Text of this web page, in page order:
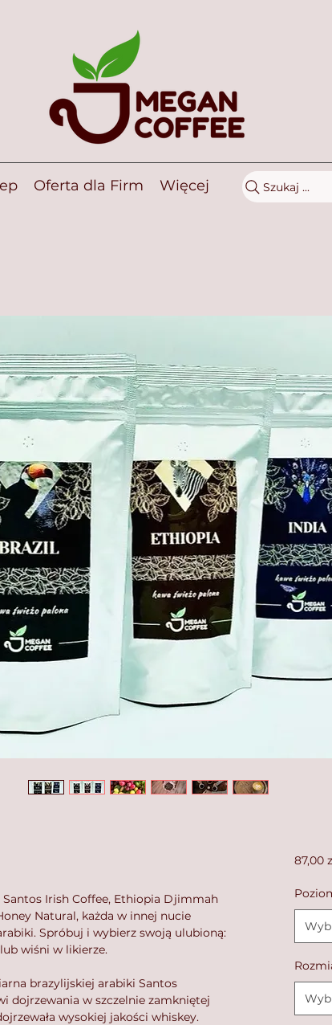
Szukaj ...
Oferta dla Firm Więcej
Irish Coffee, Ethiopia Djimmah
Natural, każda w innej nucie
Spróbuj i wybierz swoją ulubioną:
wiśni w likierze.
brazylijskiej arabiki Santos
dojrzewania w szczelnie zamkniętej
wysokiej jakości whiskey.
87,00